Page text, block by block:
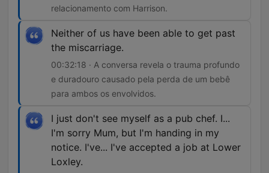
relacionamento com Harrison.
Neither of us have been able to get past
the miscarriage.
00:32:18 · A conversa revela o trauma profundo
e duradouro causado pela perda de um bebê
para ambos os envolvidos.
I just don't see myself as a pub chef. I...
I'm sorry Mum, but I'm handing in my
notice. I've... I've accepted a job at Lower
Loxley.